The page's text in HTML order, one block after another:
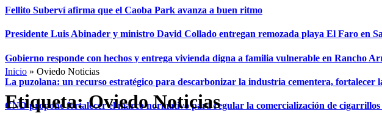
Fellito Suberví afirma que el Caoba Park avanza a buen ritmo
Presidente Luis Abinader y ministro David Collado entregan remozada playa El Faro en
Gobierno responde con hechos y entrega vivienda digna a familia vulnerable en Rancho
La puzolana: un recurso estratégico para descarbonizar la industria cementera,
CND propone fortalecer el marco normativo para regular la comercialización de
Inicio » Oviedo Noticias
Etiqueta:Oviedo Noticias